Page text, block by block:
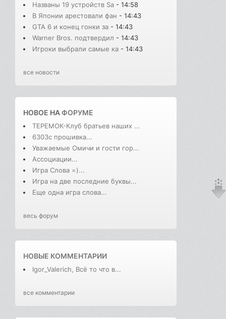
Названы 19 устройств Sa - 14:58
В Японии арестовали фан - 14:43
GTA 6 и конец гонки за - 14:43
Warner Bros. подтвердил - 14:43
Игроки выбрали самые ка - 14:43
все новости
НОВОЕ НАФОРУМЕ
ТЕРЕМОК-Клуб братьев наших ...
6303с прошивка...
Уважаемые Омичи и гости гор...
Ассоциации...
Игра Слова =)...
Игра на две последние буквы...
Еще одна игра слова...
весь форум
НОВЫЕ КОММЕНТАРИИ
Igor_Valerich, Всё то что в...
все комментарии